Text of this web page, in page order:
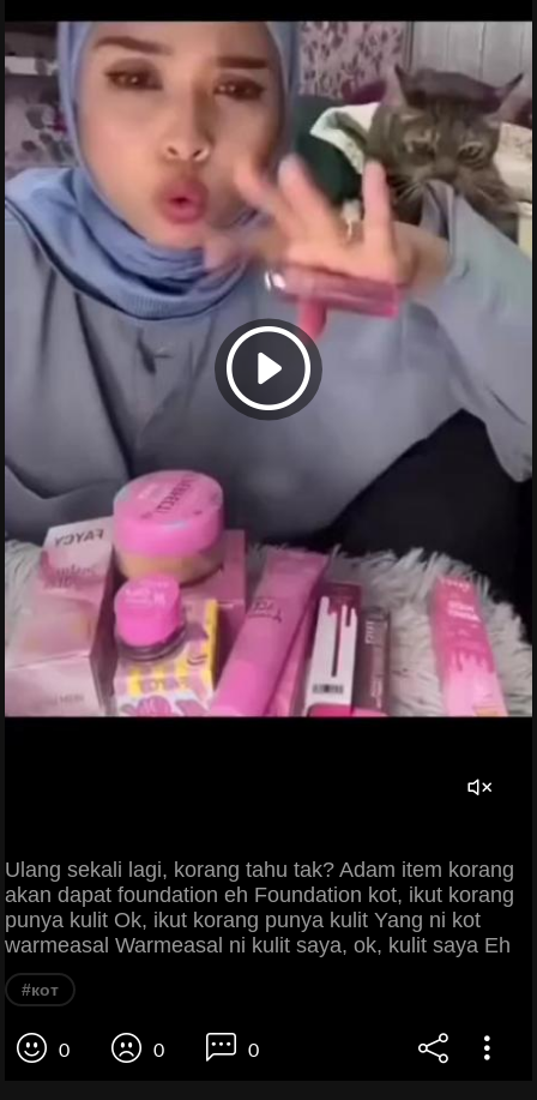
Ulang sekali lagi, korang tahu tak? Adam item korang
akan dapat foundation eh Foundation kot, ikut korang
punya kulit Ok, ikut korang punya kulit Yang ni kot
warmeasal Warmeasal ni kulit saya, ok, kulit saya Eh
#кот
0 0 0